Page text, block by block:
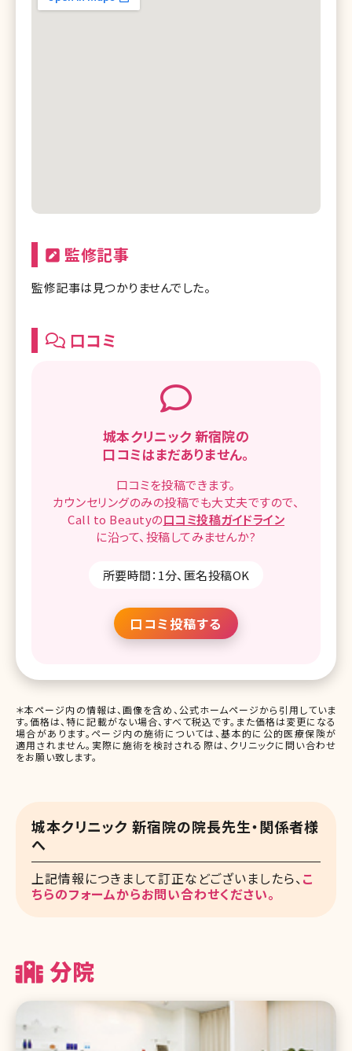
監修記事
監修記事は見つかりませんでした。
口コミ
城本クリニック 新宿院の
口コミはまだありません。
口コミを投稿できます。
カウンセリングのみの投稿でも大丈夫ですので、
Call to Beautyの口コミ投稿ガイドライン
に沿って、投稿してみませんか?
所要時間：1分、匿名投稿OK
口コミ投稿する
＊本ページ内の情報は、画像を含め、公式ホームページから引用していま
す。価格は、特に記載がない場合、すべて税込です。また価格は変更になる
場合があります。ページ内の施術については、基本的に公的医療保険が
適用されません。実際に施術を検討される際は、クリニックに問い合わせ
をお願い致します。
城本クリニック 新宿院の院長先生・関係者様
へ
上記情報につきまして訂正などございましたら、こ
ちらのフォームからお問い合わせください。
分院